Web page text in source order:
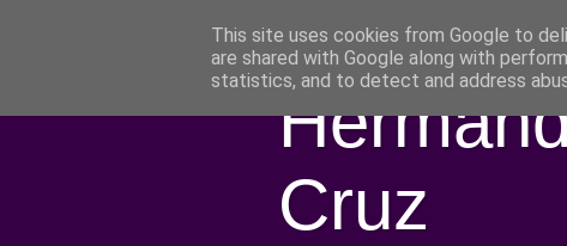
Cruz
This site uses cookies from Google to
are shared with Google along with
statistics, and to detect and address